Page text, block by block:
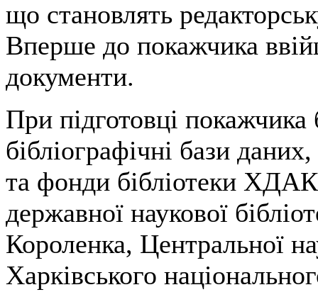
що становлять
Вперше до покажчика
документи.
При підготовці покажчика
бібліографічні бази
та фонди бібліотеки
державної наукової
Короленка, Центральної
Харківського